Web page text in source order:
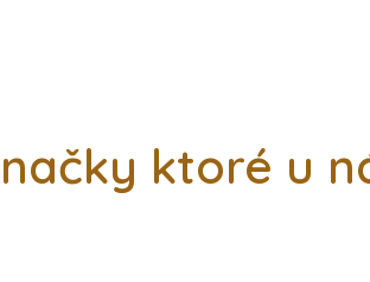
ktoré u